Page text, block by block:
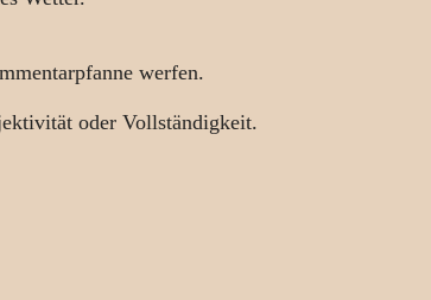
werfen.
oder Vollständigkeit.